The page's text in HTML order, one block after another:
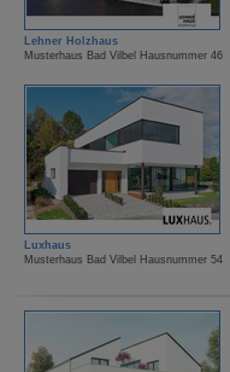
Lehner Holzhaus
Musterhaus Bad Vilbel Hausnummer 46
Luxhaus
Musterhaus Bad Vilbel Hausnummer 54